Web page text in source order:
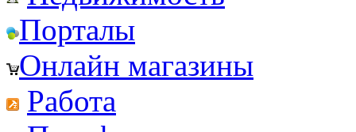
Порталы
Онлайн магазины
Работа